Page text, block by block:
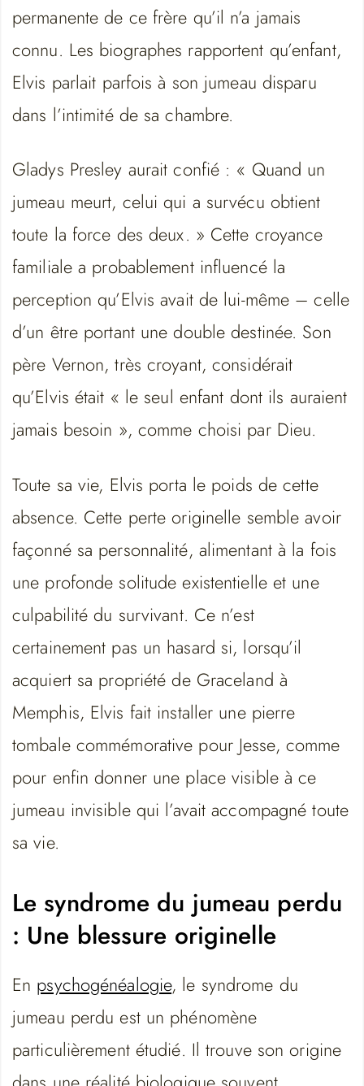
permanente de ce frère qu’il n’a jamais
connu. Les biographes rapportent qu’enfant,
Elvis parlait parfois à son jumeau disparu
dans l’intimité de sa chambre.
Gladys Presley aurait confié : « Quand un
jumeau meurt, celui qui a survécu obtient
toute la force des deux. » Cette croyance
familiale a probablement influencé la
perception qu’Elvis avait de lui-même – celle
d’un être portant une double destinée. Son
père Vernon, très croyant, considérait
qu’Elvis était « le seul enfant dont ils auraient
jamais besoin », comme choisi par Dieu.
Toute sa vie, Elvis porta le poids de cette
absence. Cette perte originelle semble avoir
façonné sa personnalité, alimentant à la fois
une profonde solitude existentielle et une
culpabilité du survivant. Ce n’est
certainement pas un hasard si, lorsqu’il
acquiert sa propriété de Graceland à
Memphis, Elvis fait installer une pierre
tombale commémorative pour Jesse, comme
pour enfin donner une place visible à ce
jumeau invisible qui l’avait accompagné toute
sa vie.
Le syndrome du jumeau perdu
: Une blessure originelle
En psychogénéalogie, le syndrome du
jumeau perdu est un phénomène
particulièrement étudié. Il trouve son origine